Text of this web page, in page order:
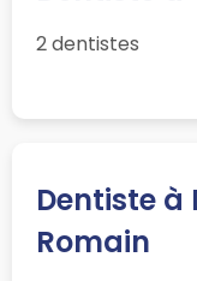
2 dentistes
Dentiste
Romain